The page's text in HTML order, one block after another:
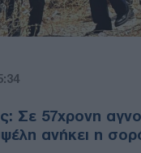
Σε 57χρονη
ανήκει η